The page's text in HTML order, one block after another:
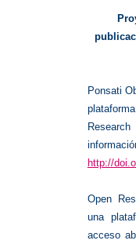
Ponsati
http://
Open
una
acceso